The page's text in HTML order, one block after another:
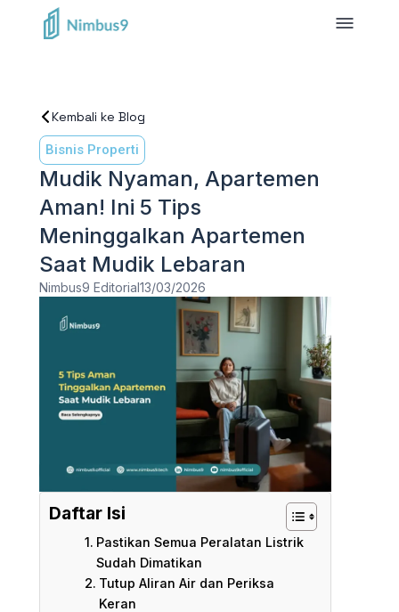
Kembali ke Blog
Bisnis Properti
Mudik Nyaman, Apartemen
Aman! Ini 5 Tips
Meninggalkan Apartemen
Saat Mudik Lebaran
Nimbus9 Editorial13/03/2026
Daftar Isi
Pastikan Semua Peralatan Listrik
Sudah Dimatikan
Tutup Aliran Air dan Periksa
Keran